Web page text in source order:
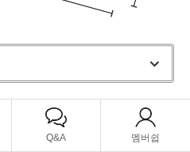
Q&A 멤버쉽